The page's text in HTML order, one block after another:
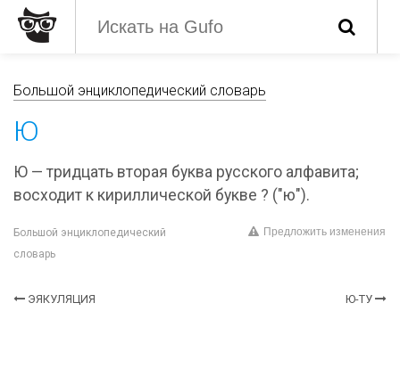
Большой энциклопедический словарь
Ю
Ю — тридцать вторая буква русского алфавита;
восходит к кириллической букве ? ("ю").
Большой энциклопедический
словарь
Предложить изменения
ЭЯКУЛЯЦИЯ Ю-ТУ